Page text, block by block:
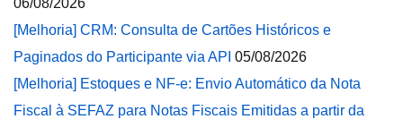
06/08/2026
[Melhoria] CRM: Consulta de Cartões Históricos e
Paginados do Participante via API 05/08/2026
[Melhoria] Estoques e NF-e: Envio Automático da Nota
Fiscal à SEFAZ para Notas Fiscais Emitidas a partir da